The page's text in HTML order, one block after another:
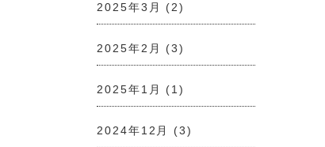
2025年3月 (2)
2025年2月 (3)
2025年1月 (1)
2024年12月 (3)